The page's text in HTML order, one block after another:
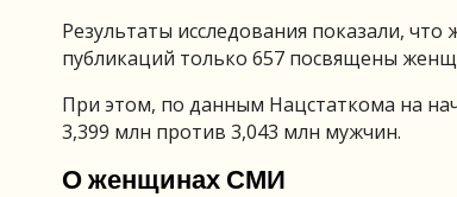
Результаты исследования показали,
публикаций только 657 посвящены
При этом, по данным Нацстаткома на
3,399 млн против 3,043 млн мужчин.